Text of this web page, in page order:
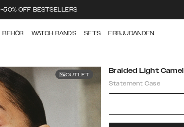
50% OFF BESTSELLERS
WATCH BANDS SETS ERBJUDANDEN
OUTLET Braided Light Camel
Statement Case